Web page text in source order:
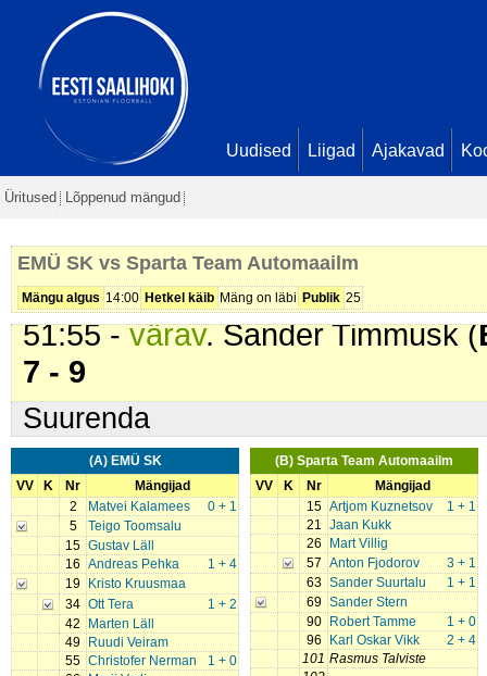
Uudised Liigad Ajakavad
Üritused Lõppenud mängud
EMÜ SK vs Sparta Team Automaailm
Mängu algus 14:00 Hetkel käib Mäng on läbi Publik 25
Anton Fjodorov. Seis
45:02 -värav
Oskar Vikk. Seis
45:37 - värav . Anton Fjodorov (
Oskar Vikk. Seis4 - 9
Seis5 - 9
50:01 -värav. Sander Timmusk (
51:55 -värav. Sander Timmusk (
7 - 9
Suurenda
(A) EMÜ SK
VV
K Nr
Mängijad
2
0 + 1
Matvei Kalamees
5
Teigo Toomsalu
15 Gustav Läll
16
1 + 4
Andreas Pehka
19
Kristo Kruusmaa
34
1 + 2
Ott Tera
42
Marten Läll
49
Ruudi Veiram
55
1 + 0
Christofer Nerman
(B) Sparta Team Automaailm
VV
K Nr
Mängijad
15
1 + 1
Artjom Kuznetsov
21 Jaan Kukk
26
Mart Villig
57
3 + 1
Anton Fjodorov
63
1 + 1
Sander Suurtalu
69 Sander Stern
90
1 + 0
Robert Tamme
96
2 + 4
Karl Oskar Vikk
101 Rasmus Talviste